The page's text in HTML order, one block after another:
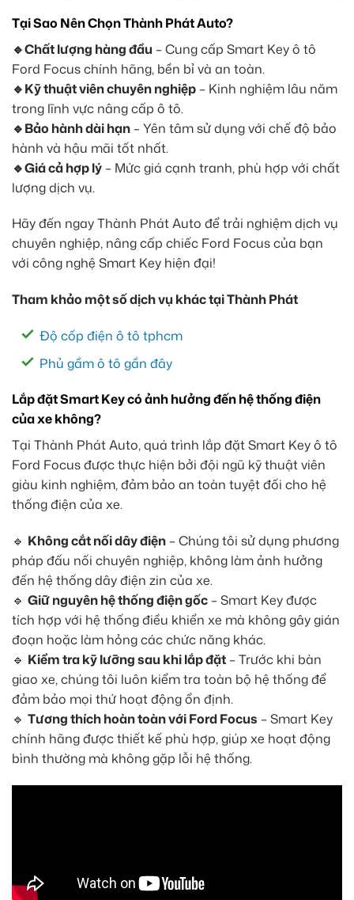
Tại Sao Nên Chọn Thành Phát Auto?
🔹Chất lượng hàng đầu – Cung cấp Smart Key ô tô
Ford Focus chính hãng, bền bỉ và an toàn.
🔹Kỹ thuật viên chuyên nghiệp – Kinh nghiệm lâu năm
trong lĩnh vực nâng cấp ô tô.
🔹Bảo hành dài hạn – Yên tâm sử dụng với chế độ bảo
hành và hậu mãi tốt nhất.
🔹Giá cả hợp lý – Mức giá cạnh tranh, phù hợp với chất
lượng dịch vụ.
Hãy đến ngay Thành Phát Auto để trải nghiệm dịch vụ
chuyên nghiệp, nâng cấp chiếc Ford Focus của bạn
với công nghệ Smart Key hiện đại!
Tham khảo một số dịch vụ khác tại Thành Phát
Độ cốp điện ô tô tphcm
Phủ gầm ô tô gần đây
Lắp đặt Smart Key có ảnh hưởng đến hệ thống điện
của xe không?
Tại Thành Phát Auto, quá trình lắp đặt Smart Key ô tô
Ford Focus được thực hiện bởi đội ngũ kỹ thuật viên
giàu kinh nghiệm, đảm bảo an toàn tuyệt đối cho hệ
thống điện của xe.
🔹 Không cắt nối dây điện – Chúng tôi sử dụng phương
pháp đấu nối chuyên nghiệp, không làm ảnh hưởng
đến hệ thống dây điện zin của xe.
🔹 Giữ nguyên hệ thống điện gốc – Smart Key được
tích hợp với hệ thống điều khiển xe mà không gây gián
đoạn hoặc làm hỏng các chức năng khác.
🔹 Kiểm tra kỹ lưỡng sau khi lắp đặt – Trước khi bàn
giao xe, chúng tôi luôn kiểm tra toàn bộ hệ thống để
đảm bảo mọi thứ hoạt động ổn định.
🔹 Tương thích hoàn toàn với Ford Focus – Smart Key
chính hãng được thiết kế phù hợp, giúp xe hoạt động
bình thường mà không gặp lỗi hệ thống.